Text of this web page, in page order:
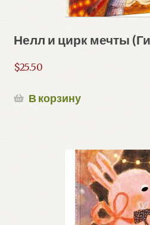
Нелл и цирк мечты
$25.50
В корзину